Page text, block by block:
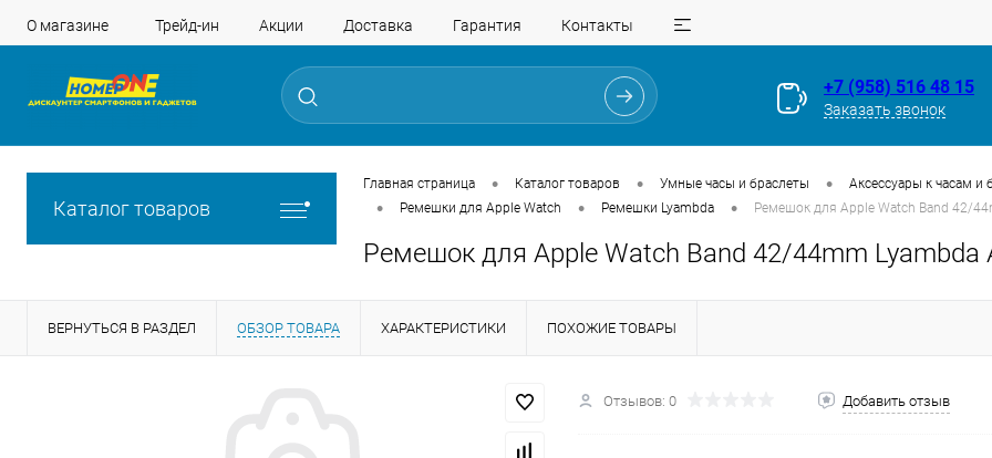
О магазине Трейд-ин Акции Доставка Гарантия Контакты
+7 (958) 516 48 15
Заказать звонок
Каталог товаров
Главная страница • Каталог товаров • Умные часы и браслеты • Аксессуары к часам и
• Ремешки для Apple Watch • Ремешки Lyambda • Ремешок для Apple Watch Band 42/
Ремешок для Apple Watch Band 42/44mm
ВЕРНУТЬСЯ В РАЗДЕЛ ОБЗОР ТОВАРА ХАРАКТЕРИСТИКИ ПОХОЖИЕ ТОВАРЫ
Отзывов: 0 Добавить отзыв
Разбейте